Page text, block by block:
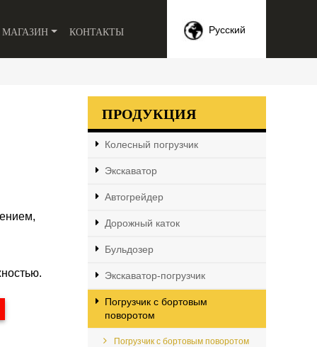
Русский
МАГАЗИН КОНТАКТЫ
ПРОДУКЦИЯ
Колесный погрузчик
Экскаватор
Автогрейдер
Дорожный каток
Бульдозер
Экскаватор-погрузчик
Погрузчик с бортовым
поворотом
Погрузчик с бортовым поворотом